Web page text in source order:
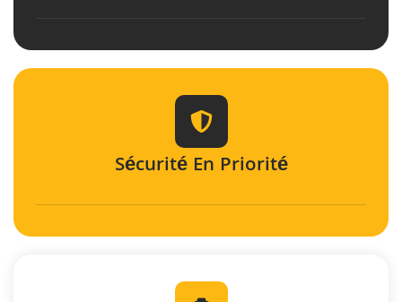
Sécurité En Priorité